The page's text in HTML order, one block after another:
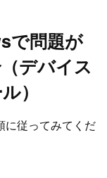
で問題が
デバイス
）
に従ってみてくだ